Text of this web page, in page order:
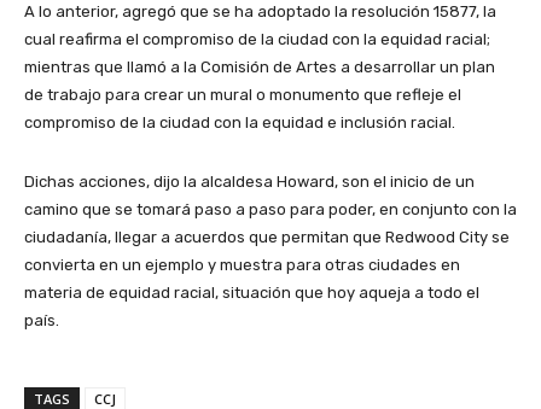
A lo anterior, agregó que se ha adoptado la resolución 15877, la
cual reafirma el compromiso de la ciudad con la equidad racial;
mientras que llamó a la Comisión de Artes a desarrollar un plan
de trabajo para crear un mural o monumento que refleje el
compromiso de la ciudad con la equidad e inclusión racial.
Dichas acciones, dijo la alcaldesa Howard, son el inicio de un
camino que se tomará paso a paso para poder, en conjunto con la
ciudadanía, llegar a acuerdos que permitan que Redwood City se
convierta en un ejemplo y muestra para otras ciudades en
materia de equidad racial, situación que hoy aqueja a todo el
país.
TAGS CCJ